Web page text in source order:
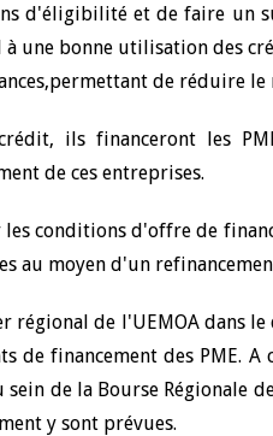
d'éligibilité et de faire un
une bonne utilisation des
de réduire
ils financeront les
de ces entreprises.
les conditions d'offre de
au moyen d'un
régional de l'UEMOA dans
de financement des PME. A
de la Bourse Régionale
y sont prévues.